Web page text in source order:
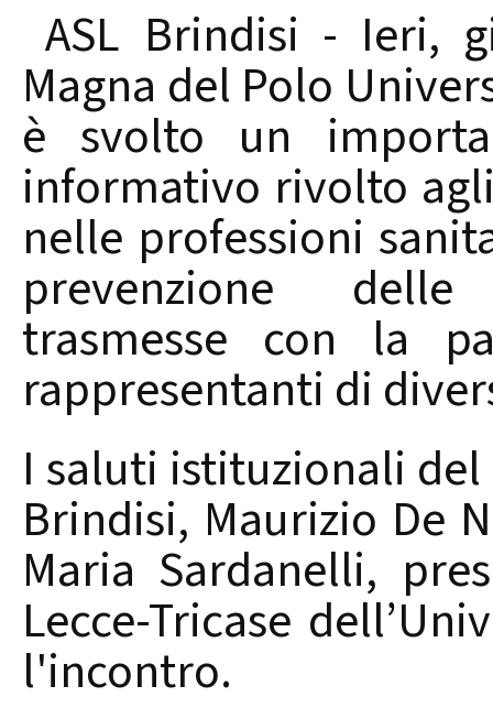
ASL Brindisi - Ieri,
Magna del Polo
è svolto un
informativo rivolto
nelle professioni
prevenzione
trasmesse con la
rappresentanti di
I saluti istituzionali
Brindisi, Maurizio De
Maria Sardanelli,
Lecce-Tricase
l'incontro.